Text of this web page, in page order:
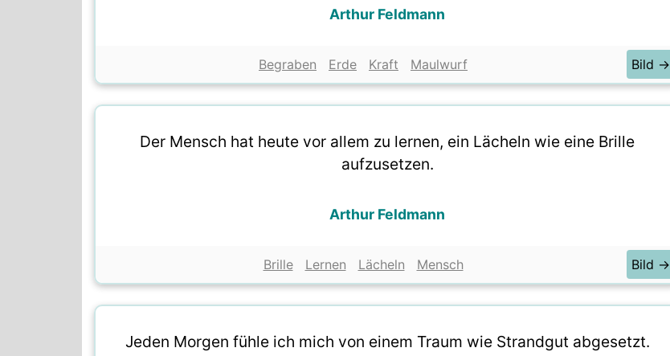
Arthur Feldmann
Begraben Erde Kraft Maulwurf Bild →
Der Mensch hat heute vor allem zu lernen, ein Lächeln wie eine Brille
aufzusetzen.
Arthur Feldmann
Brille Lernen Lächeln Mensch Bild →
Jeden Morgen fühle ich mich von einem Traum wie Strandgut abgesetzt.